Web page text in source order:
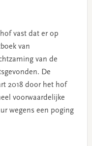
vast dat er op
van
van de
De
2018 door het hof
voorwaardelijke
wegens een poging